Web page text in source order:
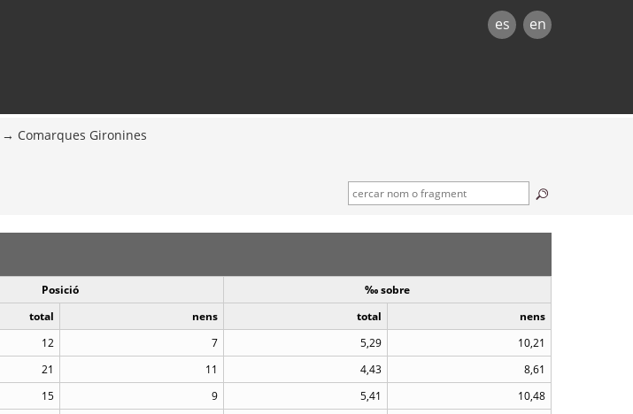
es en
Comarques Gironines
Posició
‰ sobre
total nens total
nens
12 7 5,29
10,21
21 11 4,43
8,61
15 9 5,41
10,48